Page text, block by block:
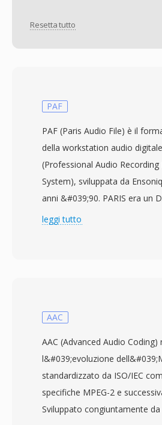
Resetta tutto
PAF
PAF (Paris Audio File) è il
della workstation audio
(Professional Audio
System), sviluppata da
anni &#039;90. PARIS era un
hardware/software che si è
compresso a risoluzione 16 o
standard (44,1, 48 e 96 kHz),
piena fedeltà senza
utilizza un layout binario
un&#039;intestazione
campione interlacciati —
leggi tutto
AAC
AAC (Advanced Audio Coding)
l&#039;evoluzione
standardizzato da ISO/IEC
specifiche MPEG-2 e
Sviluppato congiuntamente